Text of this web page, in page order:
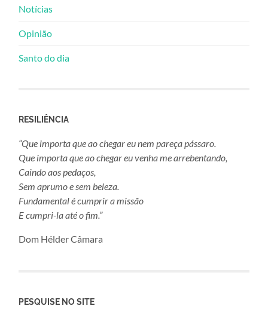
Notícias
Opinião
Santo do dia
RESILIÊNCIA
“Que importa que ao chegar eu nem pareça pássaro.
Que importa que ao chegar eu venha me arrebentando,
Caindo aos pedaços,
Sem aprumo e sem beleza.
Fundamental é cumprir a missão
E cumpri-la até o fim.”
Dom Hélder Câmara
PESQUISE NO SITE